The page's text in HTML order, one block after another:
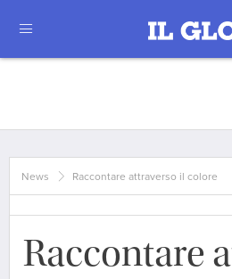
News Raccontare attraverso il colore
Raccontare